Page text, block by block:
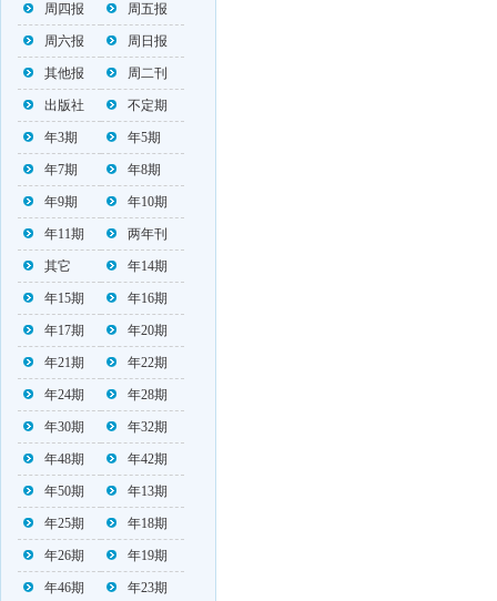
周四报 周五报
周六报 周日报
其他报 周二刊
出版社 不定期
年3期 年5期
年7期 年8期
年9期 年10期
年11期 两年刊
其它 年14期
年15期 年16期
年17期 年20期
年21期 年22期
年24期 年28期
年30期 年32期
年48期 年42期
年50期 年13期
年25期 年18期
年26期 年19期
年46期 年23期